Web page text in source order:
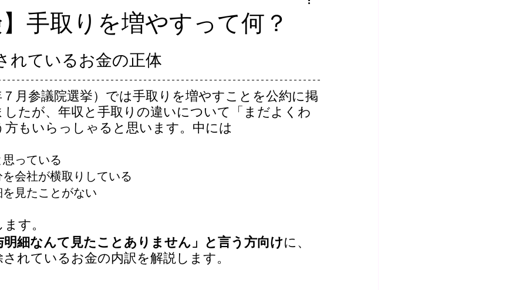
】手取りを増やすって何？
れているお金の正体
月参議院選挙）では手取りを増やすことを公約に掲
たが、年収と手取りの違いについて「まだよくわ
もいらっしゃると思います。中には
っている
会社が横取りしている
見たことがない
す。
明細なんて見たことありません」と言う方向けに、
れているお金の内訳を解説します。